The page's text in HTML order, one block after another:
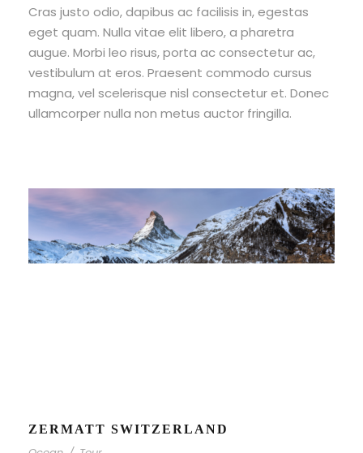
Cras justo odio, dapibus ac facilisis in, egestas
eget quam. Nulla vitae elit libero, a pharetra
augue. Morbi leo risus, porta ac consectetur ac,
vestibulum at eros. Praesent commodo cursus
magna, vel scelerisque nisl consectetur et. Donec
ullamcorper nulla non metus auctor fringilla.
ZERMATT SWITZERLAND